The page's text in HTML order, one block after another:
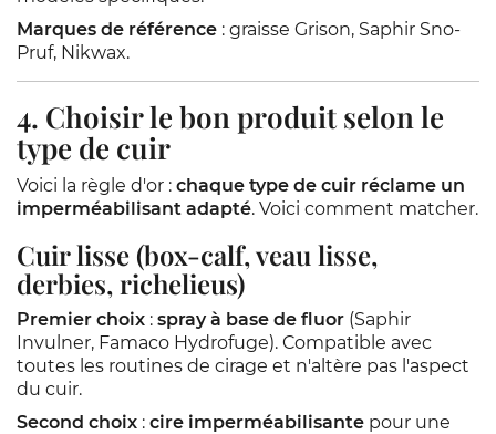
Marques de référence : graisse Grison, Saphir Sno-
Pruf, Nikwax.
4. Choisir le bon produit selon le
type de cuir
Voici la règle d'or : chaque type de cuir réclame un
imperméabilisant adapté. Voici comment matcher.
Cuir lisse (box-calf, veau lisse,
derbies, richelieus)
Premier choix : spray à base de fluor (Saphir
Invulner, Famaco Hydrofuge). Compatible avec
toutes les routines de cirage et n'altère pas l'aspect
du cuir.
Second choix : cire imperméabilisante pour une